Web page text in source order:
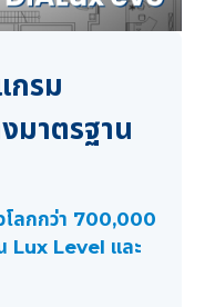
กรม
มาตรฐาน
โลกกว่า 700,000
Lux Level และ